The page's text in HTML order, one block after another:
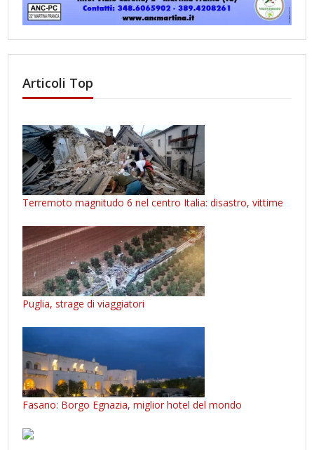
Articoli Top
Terremoto magnitudo 6 nel centro Italia: disastro, vittime
Puglia, strage di viaggiatori
Fasano: Borgo Egnazia, miglior hotel del mondo